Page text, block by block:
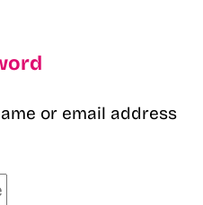
or email address